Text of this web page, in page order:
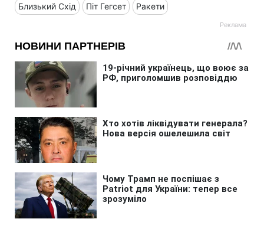
Близький Схід Піт Гегсет Ракети